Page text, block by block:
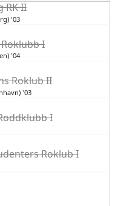
RK II
'03
I
'04
Roklub II
'03
I
Roklub I